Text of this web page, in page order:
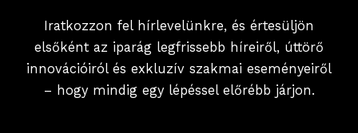
Iratkozzon fel hírlevelünkre, és értesüljön
elsőként az iparág legfrissebb híreiről, úttörő
innovációiról és exkluzív szakmai eseményeiről
– hogy mindig egy lépéssel előrébb járjon.